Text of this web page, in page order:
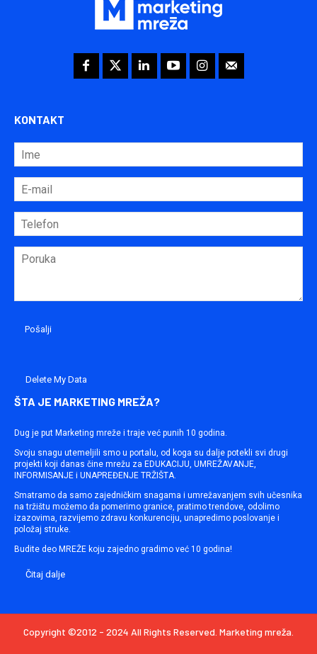
KONTAKT
Delete My Data
ŠTA JE MARKETING MREŽA?
Dug je put Marketing mreže i traje već punih 10 godina.
Svoju snagu utemeljili smo u portalu, od koga su dalje potekli svi drugi
projekti koji danas čine mrežu za EDUKACIJU, UMREŽAVANJE,
INFORMISANJE i UNAPREĐENJE TRŽIŠTA.
Smatramo da samo zajedničkim snagama i umrežavanjem svih učesnika
na tržištu možemo da pomerimo granice, pratimo trendove, odolimo
izazovima, razvijemo zdravu konkurenciju, unapredimo poslovanje i
položaj struke.
Budite deo MREŽE koju zajedno gradimo već 10 godina!
Čitaj dalje
Copyright ©2012 - 2024 All Rights Reserved. Marketing mreža.